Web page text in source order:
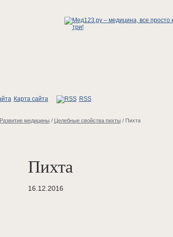
Карта сайта RSS
Развитие медицины / Целебные свойства пихты / Пихта
Пихта
16.12.2016